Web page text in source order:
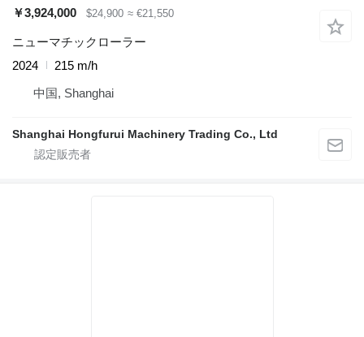
￥3,924,000
$24,900 ≈ €21,550
ニューマチックローラー
2024
215 m/h
中国, Shanghai
Shanghai Hongfurui Machinery Trading Co., Ltd